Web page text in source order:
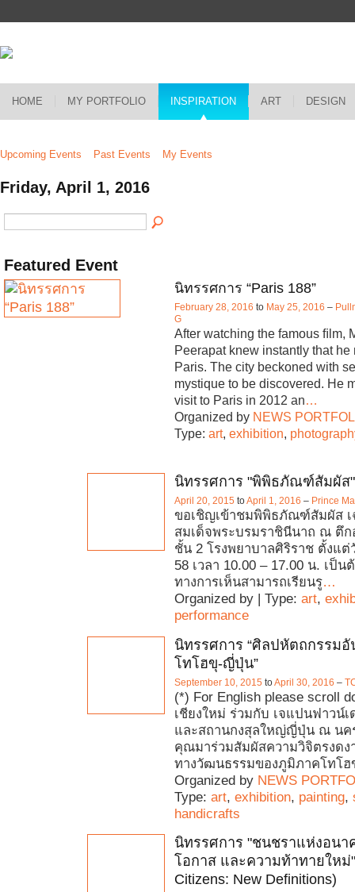
HOME MY PORTFOLIO INSPIRATION ART DESIGN
Upcoming Events Past Events My Events
Friday, April 1, 2016
Featured Event
นิทรรศการ “Paris 188”
February 28, 2016 to May 25, 2016 –
G
After watching the famous ﬁlm,
Peerapat knew instantly that he
Paris. The city beckoned with
mystique to be discovered. He
visit to Paris in 2012 an
Organized by NEWS
Type: art, exhibition
นิทรรศการ "พิพิธภัณฑ์สัมผัส"
April 20, 2015 toApril 1, 2016 – Prince
ขอเชิญเข้าชมพิพิธภัณฑ์สัมผัส เ
สมเด็จพระบรมราชินีนาถ ณ ตึก
ชั้น 2 โรงพยาบาลศิริราช ตั้งแต่
58 เวลา 10.00 – 17.00 น. เป็
ทางการเห็นสามารถเรียนรู…
Organized by | Type: art,
performance
นิทรรศการ “ศิลปหัตถกรรมอั
โทโฮขุ-ญี่ปุ่น”
September 10, 2015 toApril 30, 2016 –
(*) For English please scroll
เชียงใหม่ ร่วมกับ เจแปนฟาวน์เ
และสถานกงสุลใหญ่ญี่ปุ่น ณ นค
คุณมาร่วมสัมผัสความวิจิตรงดง
ทางวัฒนธรรมของภูมิภาคโทโ
Organized by NEWS
Type: art, exhibition, painting,
handicrafts
นิทรรศการ "ชนชราแห่งอนา
โอกาส และความท้าทายใหม่
Citizens: New Definitions)